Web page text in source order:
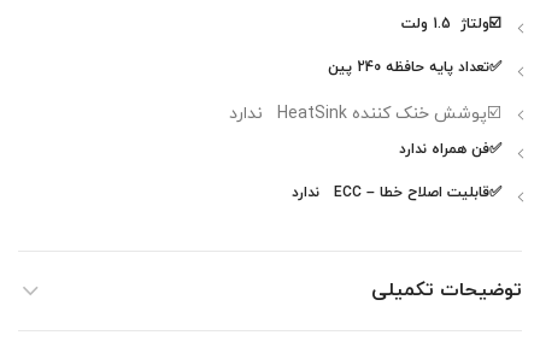
☑️ولتاژ 1.5 ولت
✅تعداد پایه حافظه 240 پین
☑️پوشش خنک کننده HeatSink ندارد
✅فن همراه ندارد
✅قابلیت اصلاح خطا – ECC ندارد
توضیحات تکمیلی